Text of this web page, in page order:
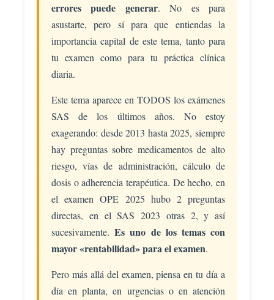
de
los
pacientes
polimedicados.
Adherencia
errores puede generar. No es para
asustarte, pero sí para que entiendas la
importancia capital de este tema, tanto para
tu examen como para tu práctica clínica
diaria.
Este tema aparece en TODOS los exámenes
SAS de los últimos años. No estoy
exagerando: desde 2013 hasta 2025, siempre
hay preguntas sobre medicamentos de alto
riesgo, vías de administración, cálculo de
dosis o adherencia terapéutica. De hecho, en
el examen OPE 2025 hubo 2 preguntas
directas, en el SAS 2023 otras 2, y así
sucesivamente.Es uno de los temas con
mayor «rentabilidad» para el examen.
Pero más allá del examen, piensa en tu día a
día en planta, en urgencias o en atención